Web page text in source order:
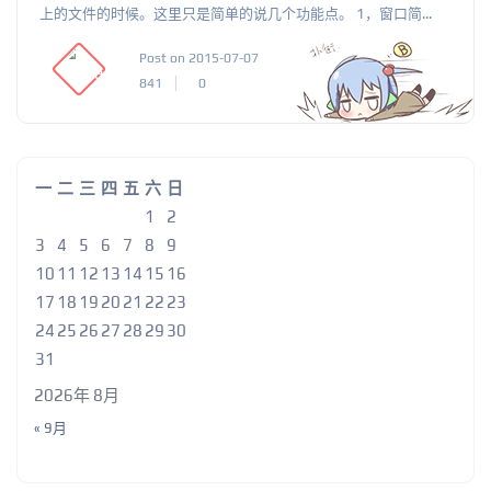
上的文件的时候。这里只是简单的说几个功能点。 1，窗口简...
Post on 2015-07-07
841
0
2026年 8月
一 二 三 四 五 六 日
1
2
3
4 5 6 7 8
9
10 11 12 13 14 15 16
17 18 19 20 21 22 23
24 25 26 27 28 29 30
31
« 9月